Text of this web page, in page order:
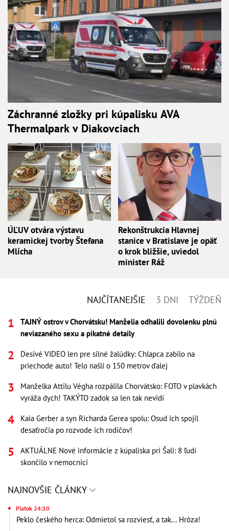
Záchranné zložky pri kúpalisku AVA
Thermalpark v Diakovciach
ÚĽUV otvára výstavu
keramickej tvorby Štefana
Mlícha
Rekonštrukcia Hlavnej
stanice v Bratislave je opäť
o krok bližšie, uviedol
minister Ráž
NAJČÍTANEJŠIE 3 DNI TÝŽDEŇ
TAJNÝ ostrov v Chorvátsku! Manželia odhalili dovolenku plnú
neviazaného sexu a pikatné detaily
Desivé VIDEO len pre silné žalúdky: Chlapca zabilo na
priechode auto! Telo našli o 150 metrov ďalej
Manželka Attilu Végha rozpálila Chorvátsko: FOTO v plavkách
vyráža dych! TAKÝTO zadok sa len tak nevidí
Kaia Gerber a syn Richarda Gerea spolu: Osud ich spojil
desaťročia po rozvode ich rodičov!
AKTUÁLNE Nové informácie z kúpaliska pri Šali: 8 ľudí
skončilo v nemocnici
NAJNOVŠIE ČLÁNKY
Piatok 24:10
Peklo českého herca: Odmietol sa rozviesť, a tak... Hrôza!